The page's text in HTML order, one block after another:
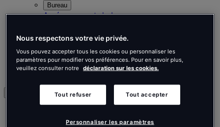
Bureau
Aménagement de bureaux
Hôtel
Commerce
Nos réalisations
Tendances et actualités
Français
Nous respectons votre vie privée.
Vous pouvez accepter tous les cookies ou personnaliser les
paramètres pour modifier vos préférences. Pour en savoir plus,
veuillez consulter notre
déclaration sur les cookies.
Tout refuser Tout accepter
Personnaliser les paramètres